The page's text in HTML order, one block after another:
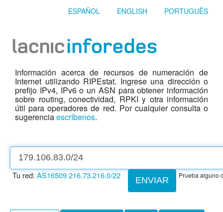
ESPAÑOL ENGLISH PORTUGUÊS
Información acerca de recursos de numeración de
Internet utilizando RIPEstat. Ingrese una dirección o
prefijo IPv4, IPv6 o un ASN para obtener información
sobre routing, conectividad, RPKI y otra información
útil para operadores de red. Por cualquier consulta o
sugerenciaescríbenos.
ENVIAR
Tu red: AS16509216.73.216.0/22 Prueba alguno